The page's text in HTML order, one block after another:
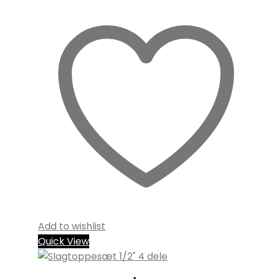
Add to wishlist
Quick View